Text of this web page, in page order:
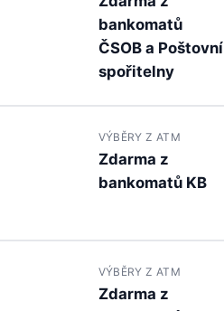
bankomatů
ČSOB a Poštovní
spořitelny
VÝBĚRY Z ATM
Zdarma z
bankomatů KB
VÝBĚRY Z ATM
Zdarma z